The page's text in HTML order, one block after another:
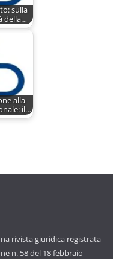
sulla
della…
alla
il…
rivista giuridica registrata
n. 58 del 18 febbraio